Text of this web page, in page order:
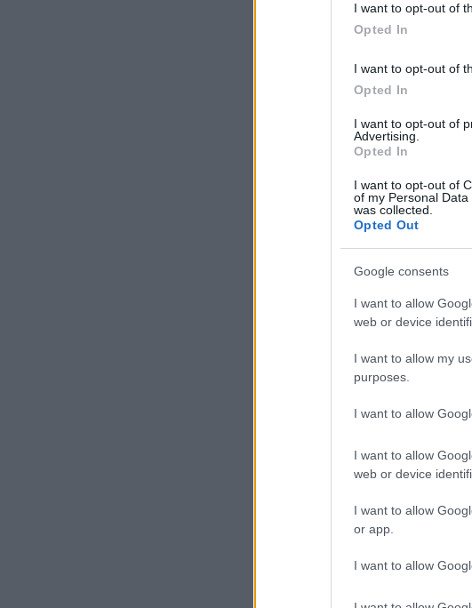
I want to opt-out of
Opted In
I want to opt-out of
Opted In
I want to opt-out of
Advertising.
Opted In
I want to opt-out of
of my Personal
was collected.
Opted Out
Google consents
I want to allow
web or device
I want to allow my
purposes.
I want to allow
I want to allow
web or device
I want to allow
or app.
I want to allow